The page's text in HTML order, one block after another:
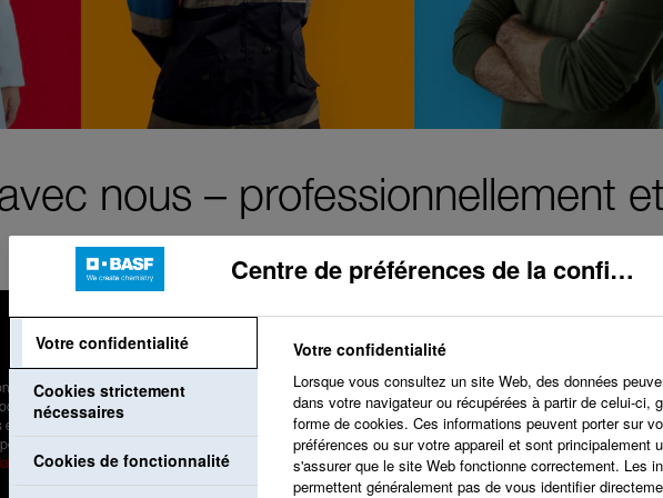
nous – professionnellement
Notre objectif est
valorise et accueille
opportunités de
croissance
à caractère personnel
afin de pouvoir
mis à disposition
de confidentialité:
Centre de préférences de la confidentialité
Votre confidentialité
Cookies strictement
nécessaires
Cookies de fonctionnalité
Votre confidentialité
Lorsque vous consultez un site Web, des données
dans votre navigateur ou récupérées à partir de celui-ci,
forme de cookies. Ces informations peuvent porter sur
préférences ou sur votre appareil et sont principalement
s'assurer que le site Web fonctionne correctement. Les
permettent généralement pas de vous identifier